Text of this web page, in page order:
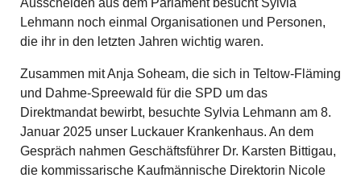
Ausscheiden aus dem Parlament besucht Sylvia
Lehmann noch einmal Organisationen und Personen,
die ihr in den letzten Jahren wichtig waren.
Zusammen mit Anja Soheam, die sich in Teltow-Fläming
und Dahme-Spreewald für die SPD um das
Direktmandat bewirbt, besuchte Sylvia Lehmann am 8.
Januar 2025 unser Luckauer Krankenhaus. An dem
Gespräch nahmen Geschäftsführer Dr. Karsten Bittigau,
die kommissarische Kaufmännische Direktorin Nicole